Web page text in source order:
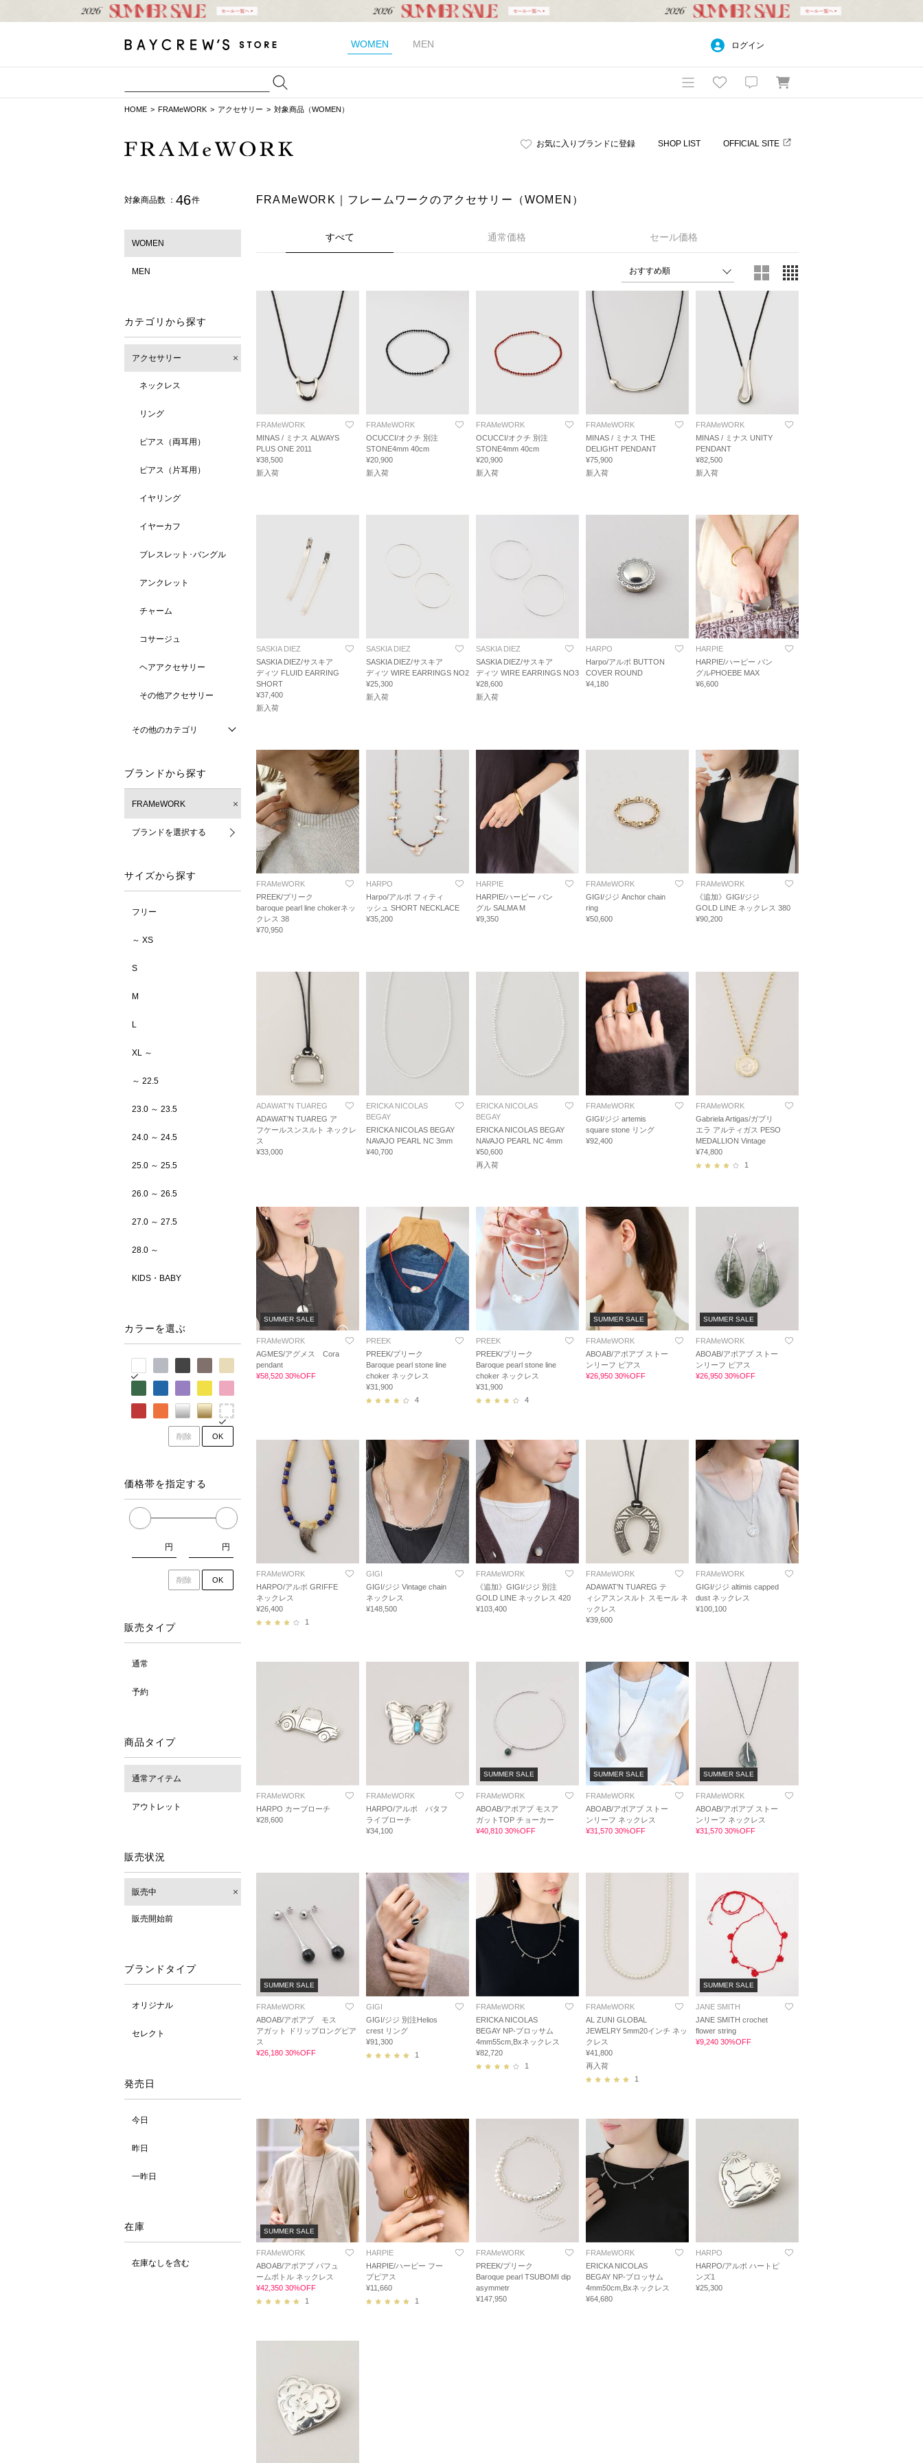
WOMEN MEN ログイン
HOME FRAMeWORK アクセサリー 対象商品（WOMEN）
お気に入りブランドに登録 SHOP LIST OFFICIAL SITE
対象商品数 ： 46件
WOMEN
MEN
カテゴリから探す
アクセサリー
ネックレス
リング
ピアス（両耳用）
ピアス（片耳用）
イヤリング
イヤーカフ
ブレスレット･バングル
アンクレット
チャーム
コサージュ
ヘアアクセサリー
その他アクセサリー
その他のカテゴリ
ブランドから探す
FRAMeWORK
ブランドを選択する
サイズから探す
フリー
～ XS
S
M
L
XL ～
～ 22.5
23.0 ～ 23.5
24.0 ～ 24.5
25.0 ～ 25.5
26.0 ～ 26.5
27.0 ～ 27.5
28.0 ～
KIDS・BABY
カラーを選ぶ
削除 OK
価格帯を指定する
円 円
削除 OK
販売タイプ
通常
予約
商品タイプ
通常アイテム
アウトレット
販売状況
販売中
販売開始前
ブランドタイプ
オリジナル
セレクト
発売日
今日
昨日
一昨日
在庫
在庫なしを含む
FRAMeWORK｜フレームワークのアクセサリー（WOMEN）
すべて 通常価格 セール価格
FRAMeWORK
MINAS / ミナス ALWAYS
PLUS ONE 2011
¥38,500
新入荷
FRAMeWORK
OCUCCI/オクチ 別注
STONE4mm 40cm
¥20,900
新入荷
FRAMeWORK
OCUCCI/オクチ 別注
STONE4mm 40cm
¥20,900
新入荷
FRAMeWORK
MINAS / ミナス THE
DELIGHT PENDANT
¥75,900
新入荷
FRAMeWORK
MINAS / ミナス UNITY
PENDANT
¥82,500
新入荷
SASKIA DIEZ
SASKIA DIEZ/サスキア
ディツ FLUID EARRING
SHORT
¥37,400
新入荷
SASKIA DIEZ
SASKIA DIEZ/サスキア
ディツ WIRE EARRINGS NO2
¥25,300
新入荷
SASKIA DIEZ
SASKIA DIEZ/サスキア
ディツ WIRE EARRINGS NO3
¥28,600
新入荷
HARPO
Harpo/アルポ BUTTON
COVER ROUND
¥4,180
HARPIE
HARPIE/ハーピー バン
グルPHOEBE MAX
¥6,600
FRAMeWORK
PREEK/プリーク
baroque pearl line chokerネッ
クレス 38
¥70,950
HARPO
Harpo/アルポ フィティ
ッシュ SHORT NECKLACE
¥35,200
HARPIE
HARPIE/ハーピー バン
グル SALMA M
¥9,350
FRAMeWORK
GIGI/ジジ Anchor chain
ring
¥50,600
FRAMeWORK
《追加》GIGI/ジジ
GOLD LINE ネックレス 380
¥90,200
ADAWAT'N TUAREG
ADAWAT'N TUAREG ア
フケールスンスルト ネックレ
ス
¥33,000
ERICKA NICOLAS
BEGAY
ERICKA NICOLAS BEGAY
NAVAJO PEARL NC 3mm
¥40,700
ERICKA NICOLAS
BEGAY
ERICKA NICOLAS BEGAY
NAVAJO PEARL NC 4mm
¥50,600
再入荷
FRAMeWORK
GIGI/ジジ artemis
square stone リング
¥92,400
FRAMeWORK
Gabriela Artigas/ガブリ
エラ アルティガス PESO
MEDALLION Vintage
¥74,800
1
SUMMER SALE
FRAMeWORK
AGMES/アグメス Cora
pendant
¥58,520 30%OFF
PREEK
PREEK/プリーク
Baroque pearl stone line
choker ネックレス
¥31,900
4
PREEK
PREEK/プリーク
Baroque pearl stone line
choker ネックレス
¥31,900
4
SUMMER SALE
FRAMeWORK
ABOAB/アボアブ ストー
ンリーフ ピアス
¥26,950 30%OFF
SUMMER SALE
FRAMeWORK
ABOAB/アボアブ ストー
ンリーフ ピアス
¥26,950 30%OFF
FRAMeWORK
HARPO/アルポ GRIFFE
ネックレス
¥26,400
1
GIGI
GIGI/ジジ Vintage chain
ネックレス
¥148,500
FRAMeWORK
《追加》GIGI/ジジ 別注
GOLD LINE ネックレス 420
¥103,400
FRAMeWORK
ADAWAT'N TUAREG テ
ィシアスンスルト スモール ネ
ックレス
¥39,600
FRAMeWORK
GIGI/ジジ altimis capped
dust ネックレス
¥100,100
FRAMeWORK
HARPO カーブローチ
¥28,600
FRAMeWORK
HARPO/アルポ バタフ
ライブローチ
¥34,100
SUMMER SALE
FRAMeWORK
ABOAB/アボアブ モスア
ガットTOP チョーカー
¥40,810 30%OFF
SUMMER SALE
FRAMeWORK
ABOAB/アボアブ ストー
ンリーフ ネックレス
¥31,570 30%OFF
SUMMER SALE
FRAMeWORK
ABOAB/アボアブ ストー
ンリーフ ネックレス
¥31,570 30%OFF
SUMMER SALE
FRAMeWORK
ABOAB/アボアブ モス
アガット ドリップロングピア
ス
¥26,180 30%OFF
GIGI
GIGI/ジジ 別注Helios
crest リング
¥91,300
1
FRAMeWORK
ERICKA NICOLAS
BEGAY NP-ブロッサム
4mm55cm,Bxネックレス
¥82,720
1
FRAMeWORK
AL ZUNI GLOBAL
JEWELRY 5mm20インチ ネッ
クレス
¥41,800
再入荷
1
SUMMER SALE
JANE SMITH
JANE SMITH crochet
flower string
¥9,240 30%OFF
SUMMER SALE
FRAMeWORK
ABOAB/アボアブ パフュ
ームボトル ネックレス
¥42,350 30%OFF
1
HARPIE
HARPIE/ハーピー フー
プピアス
¥11,660
1
FRAMeWORK
PREEK/プリーク
Baroque pearl TSUBOMI dip
asymmetr
¥147,950
FRAMeWORK
ERICKA NICOLAS
BEGAY NP-ブロッサム
4mm50cm,Bxネックレス
¥64,680
HARPO
HARPO/アルポ ハートピ
ンズ1
¥25,300